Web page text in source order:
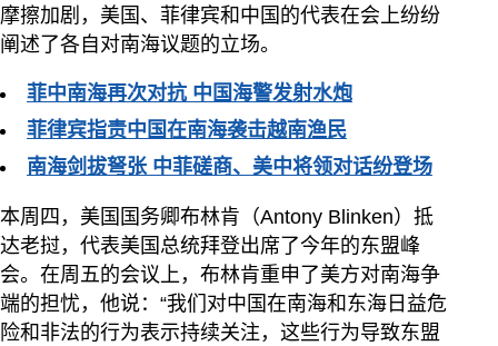
摩擦加剧，美国、菲律宾和中国的代表在会上纷纷
阐述了各自对南海议题的立场。
菲中南海再次对抗 中国海警发射水炮
菲律宾指责中国在南海袭击越南渔民
南海剑拔弩张 中菲磋商、美中将领对话纷登场
本周四，美国国务卿布林肯（Antony Blinken）抵
达老挝，代表美国总统拜登出席了今年的东盟峰
会。在周五的会议上，布林肯重申了美方对南海争
端的担忧，他说：“我们对中国在南海和东海日益危
险和非法的行为表示持续关注，这些行为导致东盟